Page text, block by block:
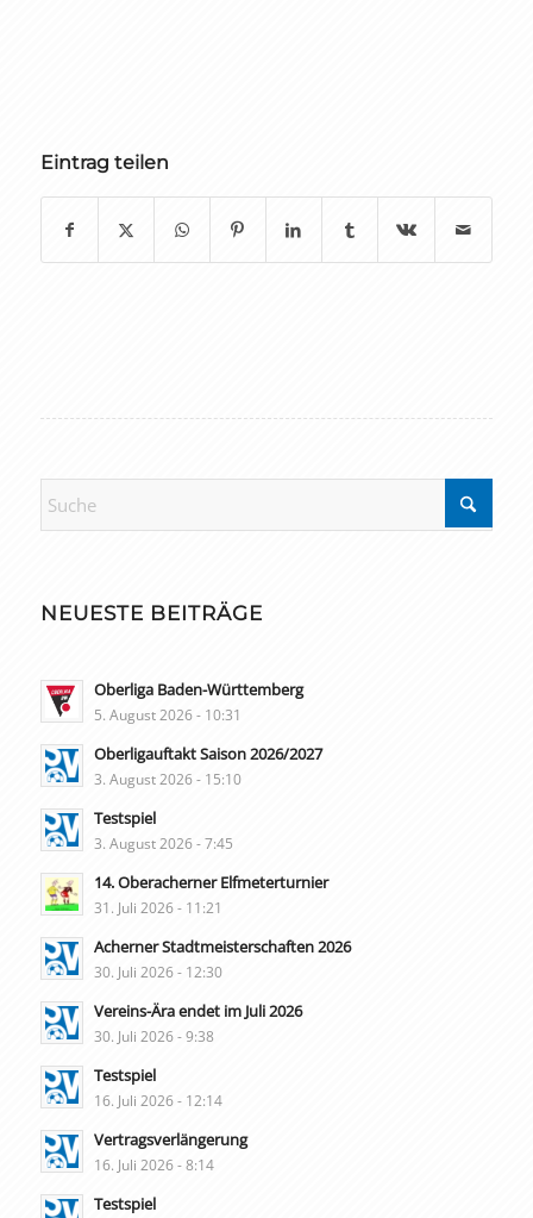
Eintrag teilen
NEUESTE BEITRÄGE
Oberliga Baden-Württemberg
5. August 2026 - 10:31
Oberligauftakt Saison 2026/2027
3. August 2026 - 15:10
Testspiel
3. August 2026 - 7:45
14. Oberacherner Elfmeterturnier
31. Juli 2026 - 11:21
Acherner Stadtmeisterschaften 2026
30. Juli 2026 - 12:30
Vereins-Ära endet im Juli 2026
30. Juli 2026 - 9:38
Testspiel
16. Juli 2026 - 12:14
Vertragsverlängerung
16. Juli 2026 - 8:14
Testspiel